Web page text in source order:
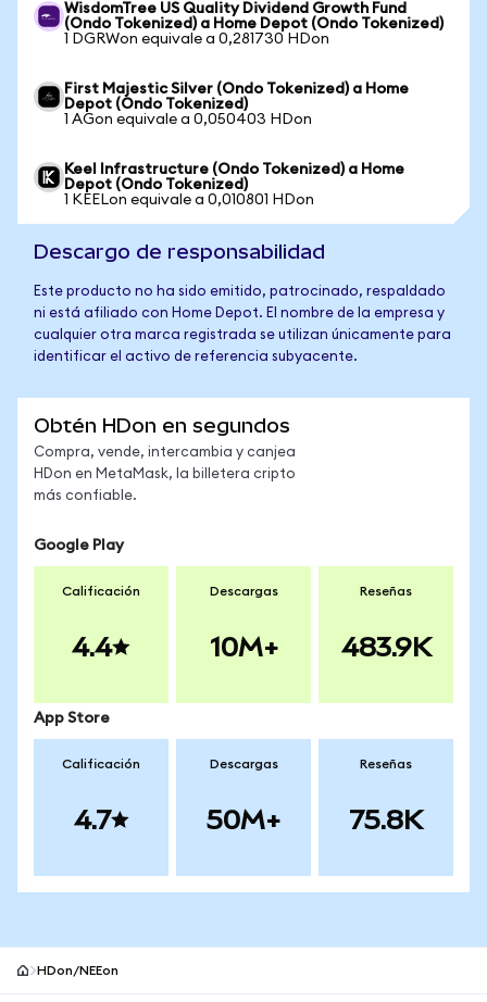
WisdomTree US Quality Dividend Growth Fund
(Ondo Tokenized) a Home Depot (Ondo Tokenized)
1 DGRWon equivale a 0,281730 HDon
First Majestic Silver (Ondo Tokenized) a Home
Depot (Ondo Tokenized)
1 AGon equivale a 0,050403 HDon
Keel Infrastructure (Ondo Tokenized) a Home
Depot (Ondo Tokenized)
1 KEELon equivale a 0,010801 HDon
Descargo de responsabilidad
Este producto no ha sido emitido, patrocinado, respaldado
ni está afiliado con Home Depot. El nombre de la empresa y
cualquier otra marca registrada se utilizan únicamente para
identificar el activo de referencia subyacente.
Obtén HDon en segundos
Compra, vende, intercambia y canjea
HDon en MetaMask, la billetera cripto
más confiable.
Google Play
Calificación
4.4
Descargas
10M+
Reseñas
483.9K
App Store
Calificación
4.7
Descargas
50M+
Reseñas
75.8K
HDon/NEEon